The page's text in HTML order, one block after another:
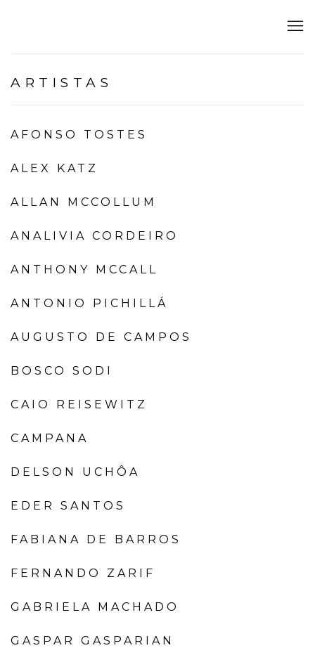
ARTISTAS
AFONSO TOSTES
ALEX KATZ
ALLAN MCCOLLUM
ANALIVIA CORDEIRO
ANTHONY MCCALL
ANTONIO PICHILLÁ
AUGUSTO DE CAMPOS
BOSCO SODI
CAIO REISEWITZ
CAMPANA
DELSON UCHÔA
EDER SANTOS
FABIANA DE BARROS
FERNANDO ZARIF
GABRIELA MACHADO
GASPAR GASPARIAN